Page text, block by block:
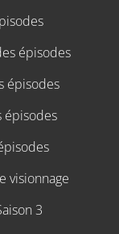
épisodes
épisodes
épisodes
visionnage
3